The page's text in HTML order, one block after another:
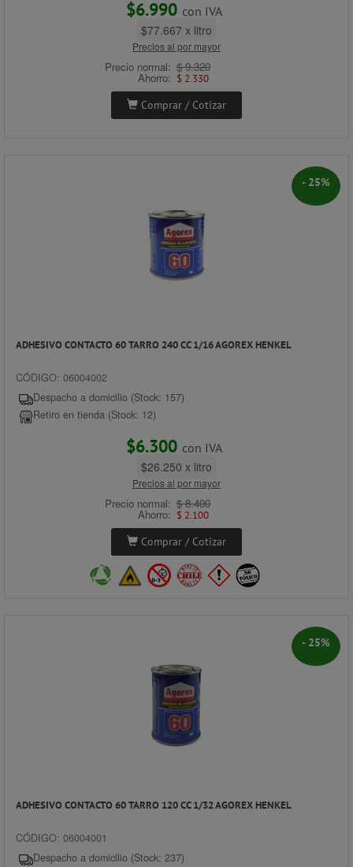
$6.990 con IVA
$77.667 x litro
Precios al por mayor
Precio normal: $ 9.320
Ahorro: $ 2.330
Comprar / Cotizar
- 25%
ADHESIVO CONTACTO 60 TARRO 240 CC 1/16 AGOREX HENKEL
CÓDIGO: 06004002
Despacho a domicilio (Stock: 157)
Retiro en tienda (Stock: 12)
$6.300 con IVA
$26.250 x litro
Precios al por mayor
Precio normal: $ 8.400
Ahorro: $ 2.100
Comprar / Cotizar
- 25%
ADHESIVO CONTACTO 60 TARRO 120 CC 1/32 AGOREX HENKEL
CÓDIGO: 06004001
Despacho a domicilio (Stock: 237)